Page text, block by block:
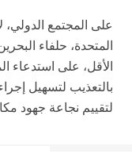
على المجتمع الدولي،
المتحدة، حلفاء
الأقل، على استدعاء
بالتعذيب لتسهيل
لتقييم نجاعة جهود